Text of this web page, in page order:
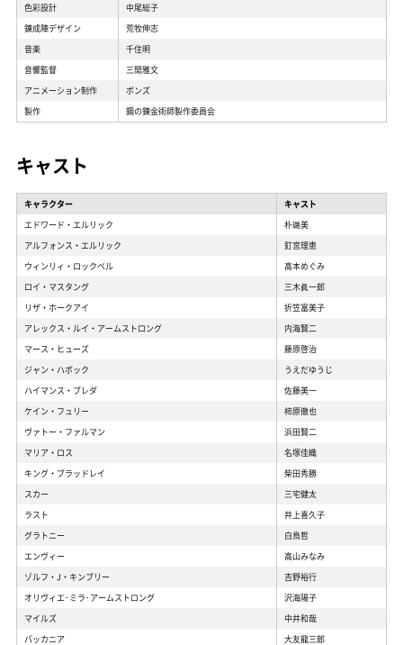
色彩設計
中尾総子
錬成陣デザイン
荒牧伸志
音楽
千住明
音響監督
三間雅文
アニメーション制作
ボンズ
製作
鋼の錬金術師製作委員会
キャスト
キャラクター
キャスト
エドワード・エルリック
朴璐美
アルフォンス・エルリック
釘宮理恵
ウィンリィ・ロックベル
高本めぐみ
ロイ・マスタング
三木眞一郎
リザ・ホークアイ
折笠富美子
アレックス・ルイ・アームストロング
内海賢二
マース・ヒューズ
藤原啓治
ジャン・ハボック
うえだゆうじ
ハイマンス・ブレダ
佐藤美一
ケイン・フュリー
柿原徹也
ヴァトー・ファルマン
浜田賢二
マリア・ロス
名塚佳織
キング・ブラッドレイ
柴田秀勝
スカー
三宅健太
ラスト
井上喜久子
グラトニー
白鳥哲
エンヴィー
高山みなみ
ゾルフ・J・キンブリー
吉野裕行
オリヴィエ･ミラ･アームストロング
沢海陽子
マイルズ
中井和哉
バッカニア
大友龍三郎